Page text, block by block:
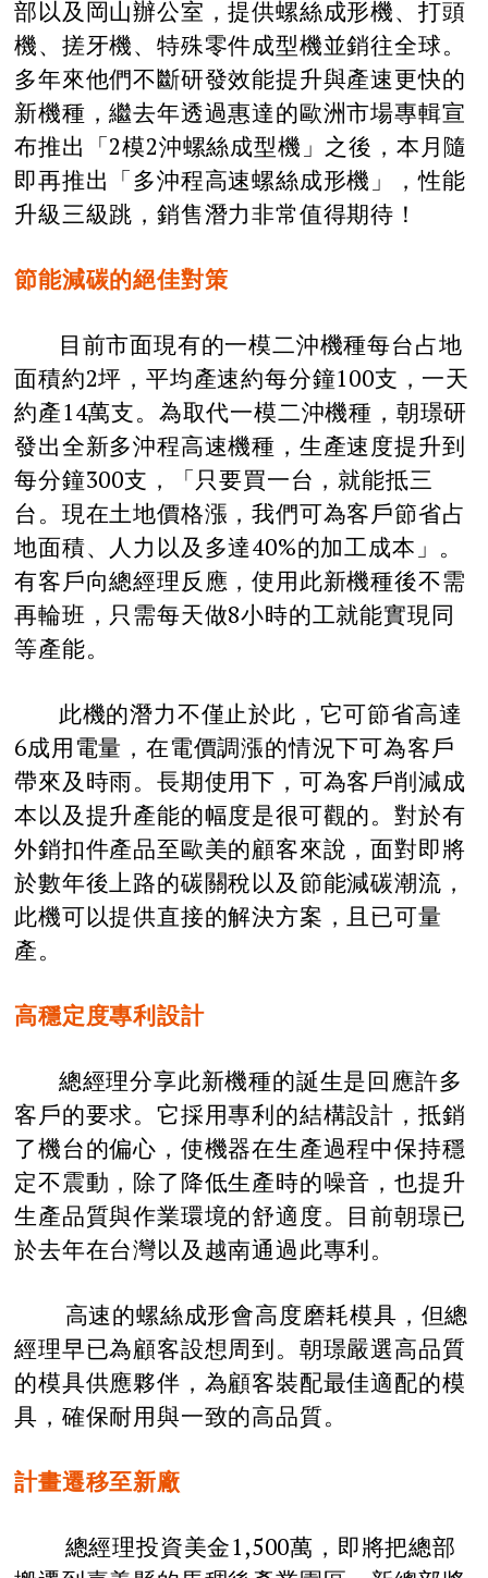
部以及岡山辦公室，提供螺絲成形機、打頭
機、搓牙機、特殊零件成型機並銷往全球。
多年來他們不斷研發效能提升與產速更快的
新機種，繼去年透過惠達的歐洲市場專輯宣
布推出「2模2沖螺絲成型機」之後，本月隨
即再推出「多沖程高速螺絲成形機」，性能
升級三級跳，銷售潛力非常值得期待！
節能減碳的絕佳對策
目前市面現有的一模二沖機種每台占地
面積約2坪，平均產速約每分鐘100支，一天
約產14萬支。為取代一模二沖機種，朝璟研
發出全新多沖程高速機種，生產速度提升到
每分鐘300支，「只要買一台，就能抵三
台。現在土地價格漲，我們可為客戶節省占
地面積、人力以及多達40%的加工成本」。
有客戶向總經理反應，使用此新機種後不需
再輪班，只需每天做8小時的工就能實現同
等產能。
此機的潛力不僅止於此，它可節省高達
6成用電量，在電價調漲的情況下可為客戶
帶來及時雨。長期使用下，可為客戶削減成
本以及提升產能的幅度是很可觀的。對於有
外銷扣件產品至歐美的顧客來說，面對即將
於數年後上路的碳關稅以及節能減碳潮流，
此機可以提供直接的解決方案，且已可量
產。
高穩定度專利設計
總經理分享此新機種的誕生是回應許多
客戶的要求。它採用專利的結構設計，抵銷
了機台的偏心，使機器在生產過程中保持穩
定不震動，除了降低生產時的噪音，也提升
生產品質與作業環境的舒適度。目前朝璟已
於去年在台灣以及越南通過此專利。
高速的螺絲成形會高度磨耗模具，但總
經理早已為顧客設想周到。朝璟嚴選高品質
的模具供應夥伴，為顧客裝配最佳適配的模
具，確保耐用與一致的高品質。
計畫遷移至新廠
總經理投資美金1,500萬，即將把總部